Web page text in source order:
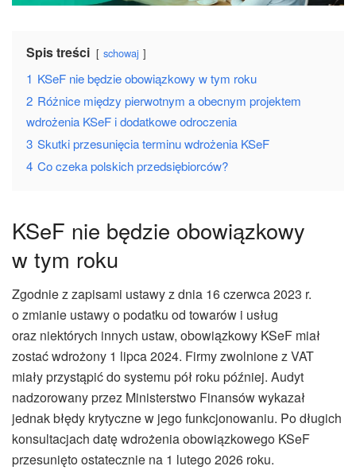
Spis treści schowaj
1 KSeF nie będzie obowiązkowy w tym roku
2 Różnice między pierwotnym a obecnym projektem
wdrożenia KSeF i dodatkowe odroczenia
3 Skutki przesunięcia terminu wdrożenia KSeF
4 Co czeka polskich przedsiębiorców?
KSeF nie będzie obowiązkowy
w tym roku
Zgodnie z zapisami ustawy z dnia 16 czerwca 2023 r.
o zmianie ustawy o podatku od towarów i usług
oraz niektórych innych ustaw, obowiązkowy KSeF miał
zostać wdrożony 1 lipca 2024. Firmy zwolnione z VAT
miały przystąpić do systemu pół roku później. Audyt
nadzorowany przez Ministerstwo Finansów wykazał
jednak błędy krytyczne w jego funkcjonowaniu. Po długich
konsultacjach datę wdrożenia obowiązkowego KSeF
przesunięto ostatecznie na 1 lutego 2026 roku.